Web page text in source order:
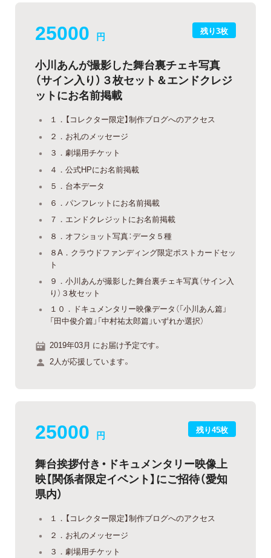
残り3枚
25000 円
小川あんが撮影した舞台裏チェキ写真
（サイン入り）３枚セット＆エンドクレジ
ットにお名前掲載
１．【コレクター限定】制作ブログへのアクセス
２．お礼のメッセージ
３．劇場用チケット
４．公式HPにお名前掲載
５．台本データ
６．パンフレットにお名前掲載
７．エンドクレジットにお名前掲載
８．オフショット写真：データ５種
８A．クラウドファンディング限定ポストカードセッ
ト
９．小川あんが撮影した舞台裏チェキ写真（サイン入
り）３枚セット
１０．ドキュメンタリー映像データ（「小川あん篇」
「田中俊介篇」「中村祐太郎篇」いずれか選択）
2019年03月 にお届け予定です。
2人が応援しています。
残り45枚
25000 円
舞台挨拶付き・ドキュメンタリー映像上
映【関係者限定イベント】にご招待（愛知
県内）
１．【コレクター限定】制作ブログへのアクセス
２．お礼のメッセージ
３．劇場用チケット